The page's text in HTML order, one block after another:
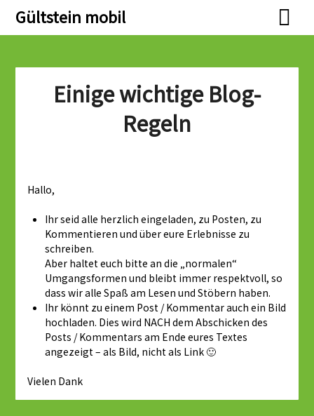
Skip
SkipGültstein mobil
Einige wichtige Blog-
Regeln
Hallo,
Ihr seid alle herzlich eingeladen, zu Posten, zu
Kommentieren und über eure Erlebnisse zu
schreiben.
Aber haltet euch bitte an die „normalen“
Umgangsformen und bleibt immer respektvoll, so
dass wir alle Spaß am Lesen und Stöbern haben.
Ihr könnt zu einem Post / Kommentar auch ein Bild
hochladen. Dies wird NACH dem Abschicken des
Posts / Kommentars am Ende eures Textes
angezeigt – als Bild, nicht als Link 🙂
Vielen Dank